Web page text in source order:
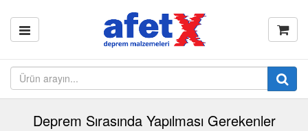
Deprem Sırasında Yapılması Gerekenler